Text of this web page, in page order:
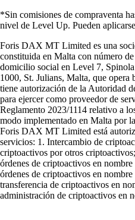
*Sin comisiones de compraventa
nivel de Level Up. Pueden
Foris DAX MT Limited es una
constituida en Malta con número
domicilio social en Level 7,
1000, St. Julians, Malta, que opera
tiene autorización de la Autoridad
para ejercer como proveedor de
Reglamento 2023/1114 relativo a
modo implementado en Malta por
Foris DAX MT Limited está
servicios: 1. Intercambio de
criptoactivos por otros
órdenes de criptoactivos en
órdenes de criptoactivos en
transferencia de criptoactivos en
administración de criptoactivos en